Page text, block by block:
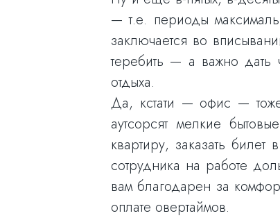
— т.е. периоды
заключается во
теребить — а важно дать
отдыха.
Да, кстати — офис —
аутсорсят мелкие
квартиру, заказать
сотрудника на работе
вам благодарен за
оплате овертаймов.